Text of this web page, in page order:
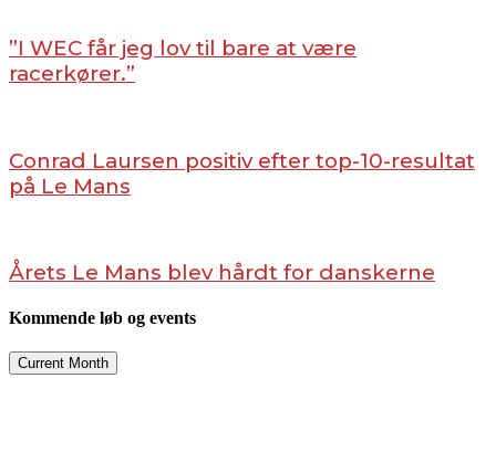
”I WEC får jeg lov til bare at være
racerkører.”
Conrad Laursen positiv efter top-10-resultat
på Le Mans
Årets Le Mans blev hårdt for danskerne
Kommende løb og events
Current Month